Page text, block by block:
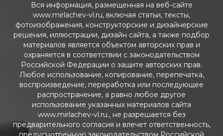
Вся информация, размещенная на веб-сайте
www.mirlachev-vl.ru, включая статьи, тексты,
фотоизображения, конструкторские и дизайнерские
решения, иллюстрации, дизайн сайта, а также подбор
материалов является объектом авторских прав и
охраняется в соответствии с законодательством
Российской Федерации о защите авторских прав.
Любое использование, копирование, перепечатка,
воспроизведение, переработка или последующее
распространение, а равно любое другое
использование указанных материалов сайта
www.mirlachev-vl.ru., не разрешается без
предварительного согласия и влечет ответственность,